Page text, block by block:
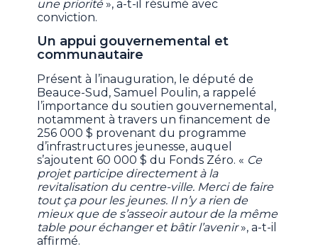
une priorité», a-t-il résumé avec
conviction.
Un appui gouvernemental et
communautaire
Présent à l’inauguration, le député de
Beauce-Sud, Samuel Poulin, a rappelé
l’importance du soutien gouvernemental,
notamment à travers un financement de
256 000 $ provenant du programme
d’infrastructures jeunesse, auquel
s’ajoutent 60 000 $ du Fonds Zéro. « Ce
projet participe directement à la
revitalisation du centre-ville. Merci de faire
tout ça pour les jeunes. Il n’y a rien de
mieux que de s’asseoir autour de la même
table pour échanger et bâtir l’avenir», a-t-il
affirmé.